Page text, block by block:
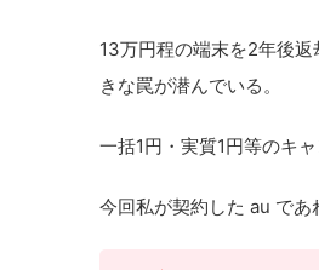
13万円程の端末を2年後
きな罠が潜んでいる。
一括1円・実質1円等のキ
今回私が契約した au であ